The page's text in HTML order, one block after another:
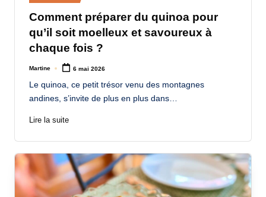
in
Comment préparer du quinoa pour
qu’il soit moelleux et savoureux à
chaque fois ?
Posted
Martine 6 mai 2026
Le quinoa, ce petit trésor venu des montagnes
andines, s’invite de plus en plus dans…
Lire la suite